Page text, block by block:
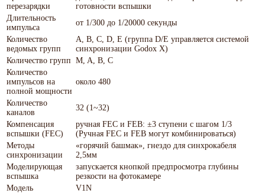
перезарядки
готовности вспышки
Длительность
импульса
от 1/300 до 1/20000 секунды
Количество
ведомых групп
A, B, C, D, E (группа D/E управляется системой
синхронизации Godox X)
Количество групп M, A, B, C
Количество
импульсов на
полной мощности
около 480
Количество
каналов
32 (1~32)
Компенсация
вспышки (FEC)
ручная FEC и FEB: ±3 ступени с шагом 1/3
(Ручная FEC и FEB могут комбинироваться)
Методы
синхронизации
«горячий башмак», гнездо для синхрокабеля
2,5мм
Моделирующая
вспышка
запускается кнопкой предпросмотра глубины
резкости на фотокамере
Модель
V1N